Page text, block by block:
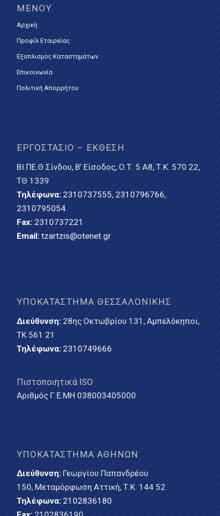
ΜΕΝΟΎ
Αρχική
Προφίλ Εταιρείας
Εξοπλισμός Καταστημάτων
Επικοινωνία
Πολιτική Απορρήτου
ΕΡΓΟΣΤΆΣΙΟ – ΈΚΘΕΣΗ
ΒΙ.ΠΕ.Θ Σίνδου, Β’ Είσοδος, Ο.Τ. 5 Α8, Τ.Κ. 570 22,
ΤΘ 1339
Τηλέφωνα: 2310737555, 2310796766,
2310795054
Fax: 2310737221
Email: tzartzis@otenet.gr
ΥΠΟΚΑΤΆΣΤΗΜΑ ΘΕΣΣΑΛΟΝΊΚΗΣ
Διεύθυνση:28ης Οκτωβρίου 131, Αμπελόκηποι,
ΤΚ 561 21
Τηλέφωνα: 2310749666
Πιστοποιητικά ISO
Αριθμός Γ.Ε.ΜΗ 038003405000
ΥΠΟΚΑΤΆΣΤΗΜΑ ΑΘΗΝΏΝ
Διεύθυνση:Γεωργίου Παπανδρέου
150, Μεταμόρφωση Αττική, Τ.Κ. 144 52
Τηλέφωνα: 2102836180